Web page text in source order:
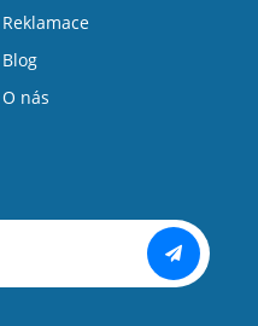
Reklamace
Blog
O nás